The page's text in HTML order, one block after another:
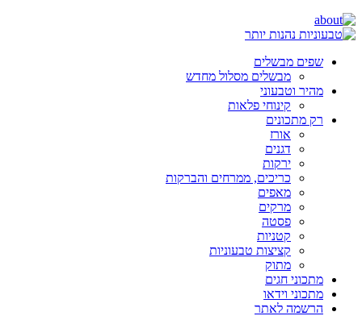
שפים מבשלים
מבשלים מסלול מחדש
מהיר וטבעוני
קינוחי פלאות
רק מתכונים
אורז
דגנים
ירקות
כריכים, ממרחים והברקות
מאפים
מרקים
פסטה
קטניות
קציצות טבעוניות
מתוק
מתכוני חגים
מתכוני וידאו
הרשמה לאתר